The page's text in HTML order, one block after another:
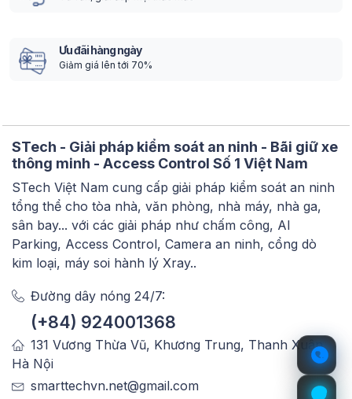
Ưu đãi hàng ngày
Giảm giá lên tới 70%
STech - Giải pháp kiểm soát an ninh - Bãi giữ xe
thông minh - Access Control Số 1 Việt Nam
STech Việt Nam cung cấp giải pháp kiểm soát an ninh
tổng thể cho tòa nhà, văn phòng, nhà máy, nhà ga,
sân bay... với các giải pháp như chấm công, AI
Parking, Access Control, Camera an ninh, cổng dò
kim loại, máy soi hành lý Xray..
Đường dây nóng 24/7:
(+84) 924001368
131 Vương Thừa Vũ, Khương Trung, Thanh Xuân,
Hà Nội
smarttechvn.net@gmail.com